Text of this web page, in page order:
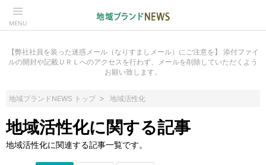
MENU
【弊社社員を装った迷惑メール（なりすましメール）にご注意を】 添付ファイ
ルの開封や記載ＵＲＬへのアクセスを行わず、メールを削除していただくよう
お願い致します。
地域ブランドNEWS トップ 地域活性化
地域活性化に関する記事
地域活性化に関連する記事一覧です。